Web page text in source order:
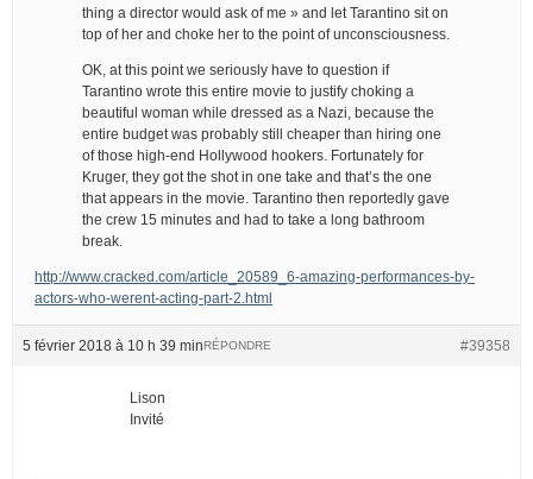
thing a director would ask of me » and let Tarantino sit on
top of her and choke her to the point of unconsciousness.
OK, at this point we seriously have to question if
Tarantino wrote this entire movie to justify choking a
beautiful woman while dressed as a Nazi, because the
entire budget was probably still cheaper than hiring one
of those high-end Hollywood hookers. Fortunately for
Kruger, they got the shot in one take and that’s the one
that appears in the movie. Tarantino then reportedly gave
the crew 15 minutes and had to take a long bathroom
break.
http://www.cracked.com/article_20589_6-amazing-performances-by-
actors-who-werent-acting-part-2.html
5 février 2018 à 10 h 39 min #39358
RÉPONDRE
Lison
Invité